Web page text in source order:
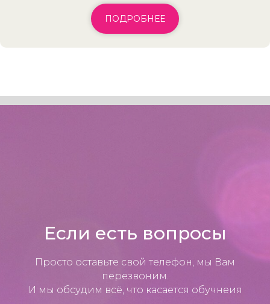
ПОДРОБНЕЕ
Если есть вопросы
Просто оставьте свой телефон, мы Вам
перезвоним.
И мы обсудим всё, что касается обучнеия